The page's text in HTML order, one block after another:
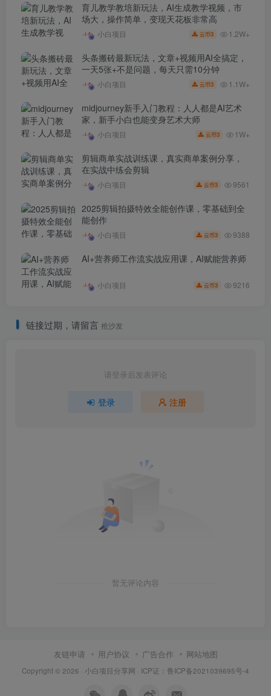
育儿教学教培新玩法，AI生成教学视频，市
场大，操作简单，变现天花板非常高
小白项目 云币3 1.2W+
头条搬砖最新玩法，文章+视频用AI全搞定，
一天5张+不是问题，每天只需10分钟
小白项目 云币3 1.1W+
midjourney新手入门教程：人人都是AI艺术
家，新手小白也能变身艺术大师
小白项目 云币3 1W+
剪辑商单实战训练课，真实商单案例分享，
在实战中练会剪辑
小白项目 云币3 9561
2025剪辑拍摄特效全能创作课，零基础到全
能创作
小白项目 云币3 9388
AI+营养师工作流实战应用课，AI赋能营养师
小白项目 云币3 9216
链接过期，请留言 抢沙发
请登录后发表评论
登录 注册
暂无评论内容
友链申请 用户协议 广告合作 网站地图
Copyright © 2026 · 小白项目分享网 · ICP证： 鲁ICP备2021039695号-4